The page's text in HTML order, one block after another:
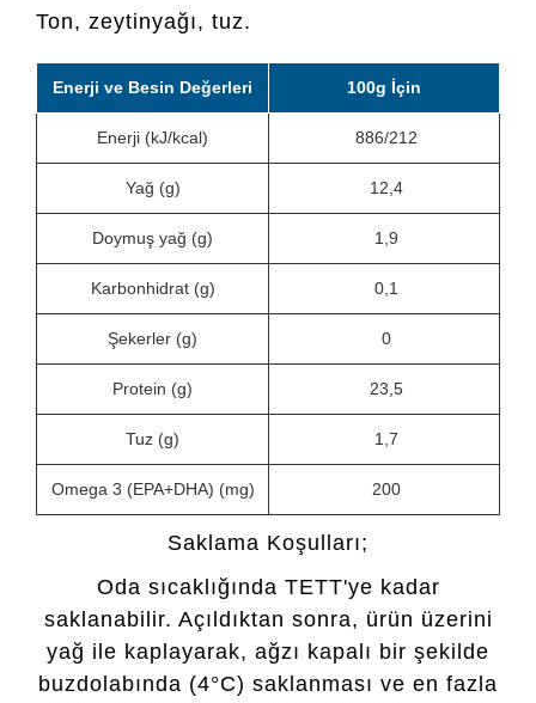
Ton, zeytinyağı, tuz.
Enerji ve Besin Değerleri 100g İçin
Enerji (kJ/kcal) 886/212
Yağ (g) 12,4
Doymuş yağ (g) 1,9
Karbonhidrat (g) 0,1
Şekerler (g) 0
Protein (g) 23,5
Tuz (g) 1,7
Omega 3 (EPA+DHA) (mg) 200
Saklama Koşulları;
Oda sıcaklığında TETT'ye kadar
saklanabilir. Açıldıktan sonra, ürün üzerini
yağ ile kaplayarak, ağzı kapalı bir şekilde
buzdolabında (4°C) saklanması ve en fazla